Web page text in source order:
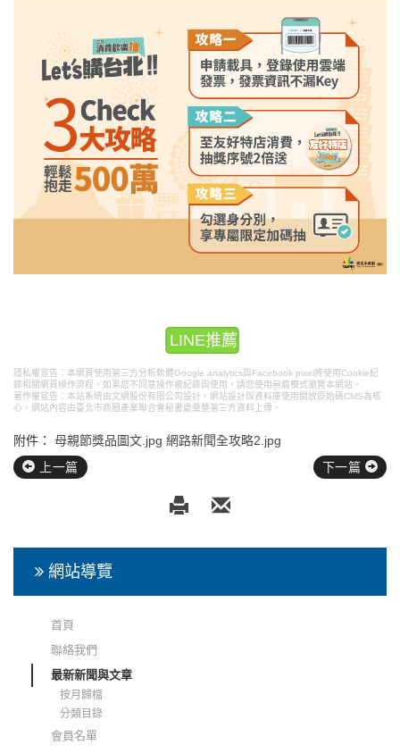
LINE推薦
隱私權宣告：本網頁使用第三方分析軟體Google analytics與Facebook pixel將使用Cookie紀
錄相關網頁操作流程，如果您不同意操作被紀錄與使用，請您使用無痕模式瀏覽本網站。
著作權宣告：本站系統由文網股份有限公司設計， 網站設計與資料庫使用開放原始碼CMS為核
心，網站內容由臺北市商圈產業聯合會秘書處彙整第三方資料上傳。
附件： 母親節獎品圖文.jpg 網路新聞全攻略2.jpg
上一篇
下一篇
網站導覽
首頁
聯絡我們
最新新聞與文章
按月歸檔
分類目錄
會員名單